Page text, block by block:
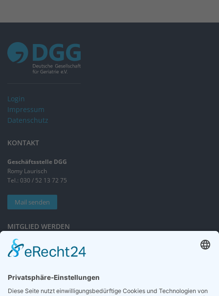
Login
Impressum
Datenschutz
KONTAKT
Geschäftsstelle DGG
Romy Laurisch
Tel.: 030 / 52 13 72 75
Mail senden
MITGLIED WERDEN
Sieben gute Gründe
für Ihre Mitgliedschaft